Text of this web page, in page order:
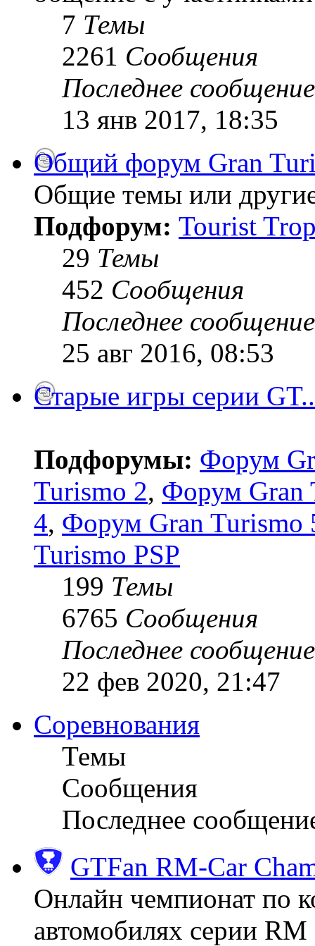
7 Темы
2261 Сообщения
Последнее сообщение
13 янв 2017, 18:35
Общий форум Gran
Общие темы или
Подфорум: Tourist
29 Темы
452 Сообщения
Последнее сообщение
25 авг 2016, 08:53
Старые игры серии
Подфорумы: Форум
Turismo 2, Форум Gran
4, Форум Gran Turismo
Turismo PSP
199 Темы
6765 Сообщения
Последнее сообщение
22 фев 2020, 21:47
Соревнования
Темы
Сообщения
Последнее
GTFan RM-Car
Онлайн чемпионат по
автомобилях серии